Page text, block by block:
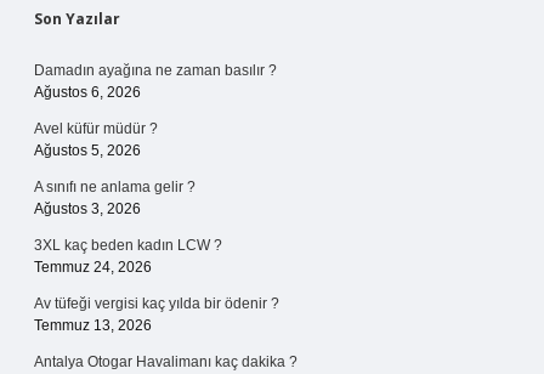
Sidebar
Son Yazılar
Damadın ayağına ne zaman basılır ?
Ağustos 6, 2026
Avel küfür müdür ?
Ağustos 5, 2026
A sınıfı ne anlama gelir ?
Ağustos 3, 2026
3XL kaç beden kadın LCW ?
Temmuz 24, 2026
Av tüfeği vergisi kaç yılda bir ödenir ?
Temmuz 13, 2026
Antalya Otogar Havalimanı kaç dakika ?